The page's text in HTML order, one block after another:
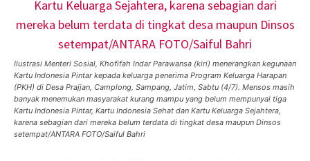
Ilustrasi Menteri Sosial, Khofifah Indar Parawansa (kiri) menerangkan kegunaan
Kartu Indonesia Pintar kepada keluarga penerima Program Keluarga Harapan
(PKH) di Desa Prajjan, Camplong, Sampang, Jatim, Sabtu (4/7). Mensos masih
banyak menemukan masyarakat kurang mampu yang belum mempunyai tiga
Kartu Indonesia Pintar, Kartu Indonesia Sehat dan Kartu Keluarga Sejahtera,
karena sebagian dari mereka belum terdata di tingkat desa maupun Dinsos
setempat/ANTARA FOTO/Saiful Bahri